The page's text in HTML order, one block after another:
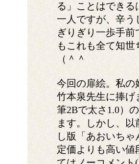
る」ことはでき
一人ですが、辛う
ぎりぎり一歩手
もこれも全て知
（＾＾
今回の扉絵。私の
竹本泉先生に捧げ
筆2Bで太さ1.0）
ます。しかし、
し版「あおいち
定価よりも高い